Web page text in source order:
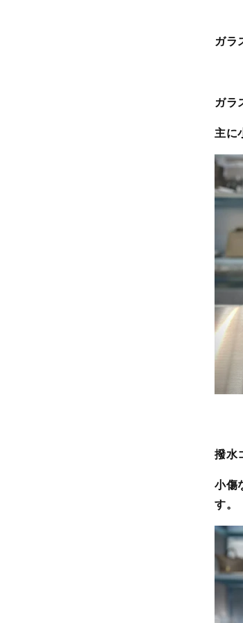
ガラ
ガラ
主に
撥水
小傷
す。